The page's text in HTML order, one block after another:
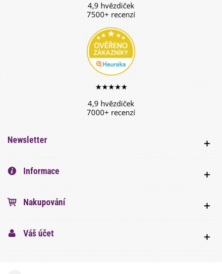
4,9 hvězdiček
7500+ recenzí
★★★★★
4,9 hvězdiček
7000+ recenzí
Newsletter
Informace
Nakupování
Váš účet